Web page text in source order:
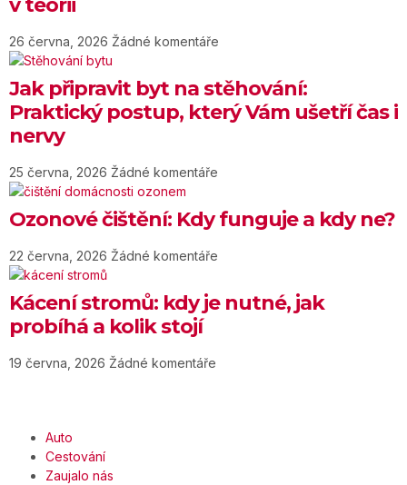
26 června, 2026 Žádné komentáře
Jak připravit byt na stěhování:
Praktický postup, který Vám ušetří čas i
nervy
25 června, 2026 Žádné komentáře
Ozonové čištění: Kdy funguje a kdy ne?
22 června, 2026 Žádné komentáře
Kácení stromů: kdy je nutné, jak
probíhá a kolik stojí
19 června, 2026 Žádné komentáře
Auto
Cestování
Zaujalo nás